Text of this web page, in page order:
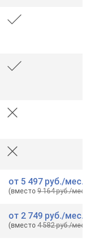
от 5 497 руб./мес.
(вместо9 164 руб./мес.
от 2 749 руб./мес.
(вместо4 582 руб./мес.